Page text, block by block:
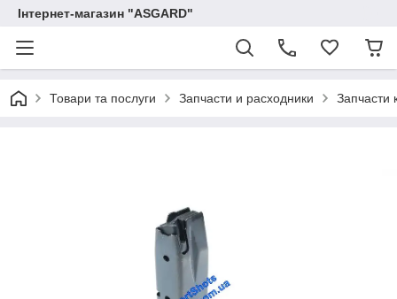
Інтернет-магазин "ASGARD"
Товари та послуги Запчасти и расходники Запчасти